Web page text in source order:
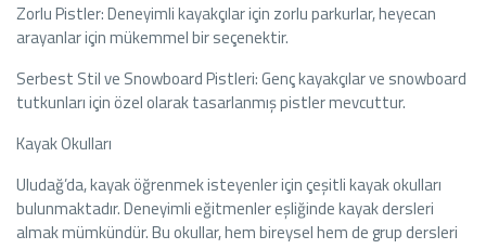
Zorlu Pistler: Deneyimli kayakçılar için zorlu parkurlar, heyecan
arayanlar için mükemmel bir seçenektir.
Serbest Stil ve Snowboard Pistleri: Genç kayakçılar ve snowboard
tutkunları için özel olarak tasarlanmış pistler mevcuttur.
Kayak Okulları
Uludağ’da, kayak öğrenmek isteyenler için çeşitli kayak okulları
bulunmaktadır. Deneyimli eğitmenler eşliğinde kayak dersleri
almak mümkündür. Bu okullar, hem bireysel hem de grup dersleri